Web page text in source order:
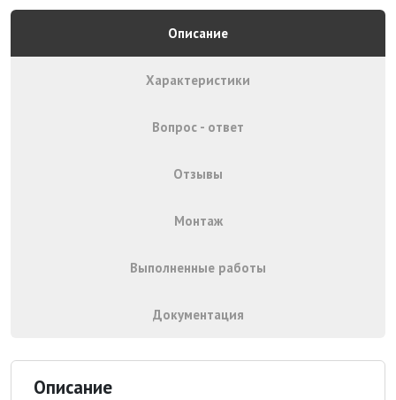
Описание
Характеристики
Вопрос - ответ
Отзывы
Монтаж
Выполненные работы
Документация
Описание